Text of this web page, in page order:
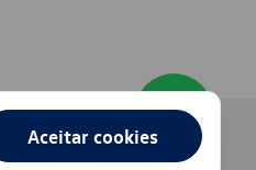
Aceitar cookies